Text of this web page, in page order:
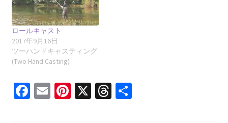
ロールキャスト
2017年9月16日
ツーハンドキャスティング
(Two Hand Casting)
Fa E Pi X T 共